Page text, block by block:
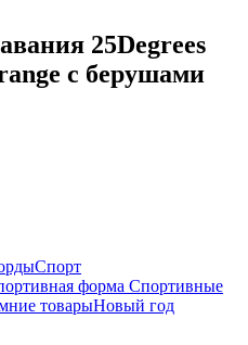
25Degrees
с берушами
Спорт
форма Спортивные
товарыНовый год